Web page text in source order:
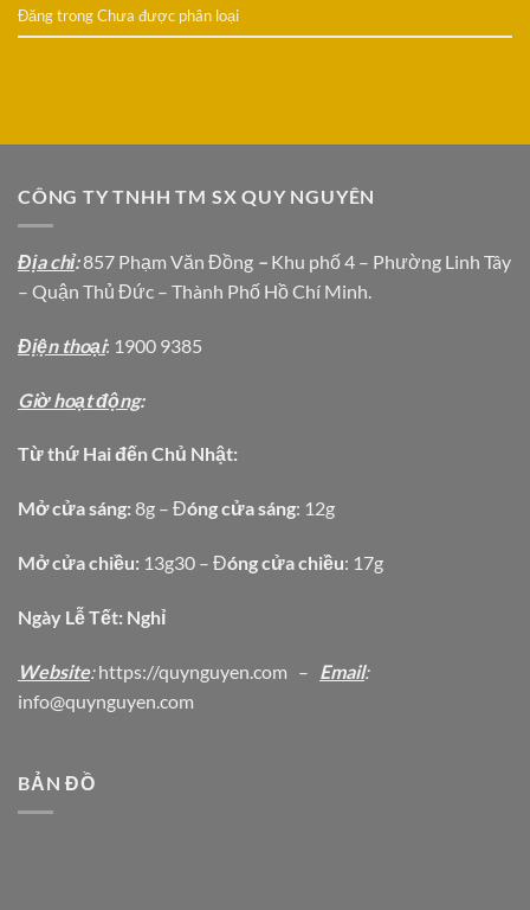
Đăng trongChưa được phân loại
CÔNG TY TNHH TM SX QUY NGUYÊN
Địa chỉ:857 Phạm Văn Đồng – Khu phố 4 – Phường Linh Tây
– Quận Thủ Đức – Thành Phố Hồ Chí Minh.
Địện thoại: 1900 9385
Giờ hoạt động:
Từ thứ Hai đến Chủ Nhật:
Mở cửa sáng: 8g – Đóng cửa sáng: 12g
Mở cửa chiều: 13g30 – Đóng cửa chiều: 17g
Ngày Lễ Tết: Nghỉ
Website:https://quynguyen.com – Email:
info@quynguyen.com
BẢN ĐỒ